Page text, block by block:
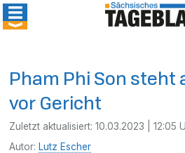
Pham Phi Son steht
vor Gericht
Zuletzt aktualisiert:10.03.2023 | 12:05
Autor: Lutz Escher